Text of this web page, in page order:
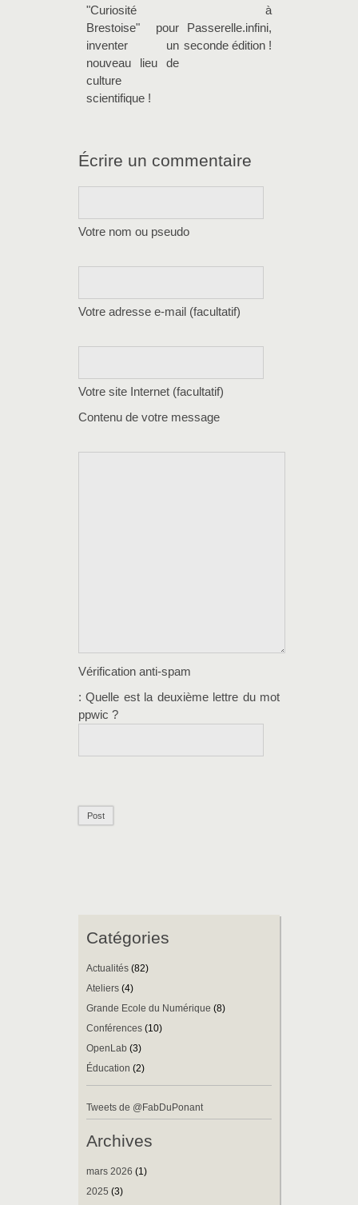
"Curiosité
Brestoise" pour
inventer un
nouveau lieu de
culture
scientifique !
à
Passerelle.infini,
seconde édition !
Écrire un commentaire
Votre nom ou pseudo
Votre adresse e-mail (facultatif)
Votre site Internet (facultatif)
Contenu de votre message
Vérification anti-spam
: Quelle est la deuxièmelettre du mot
ppwic ?
Catégories
Actualités (82)
Ateliers (4)
Grande Ecole du Numérique (8)
Conférences (10)
OpenLab (3)
Éducation (2)
Tweets de @FabDuPonant
Archives
mars 2026 (1)
2025 (3)